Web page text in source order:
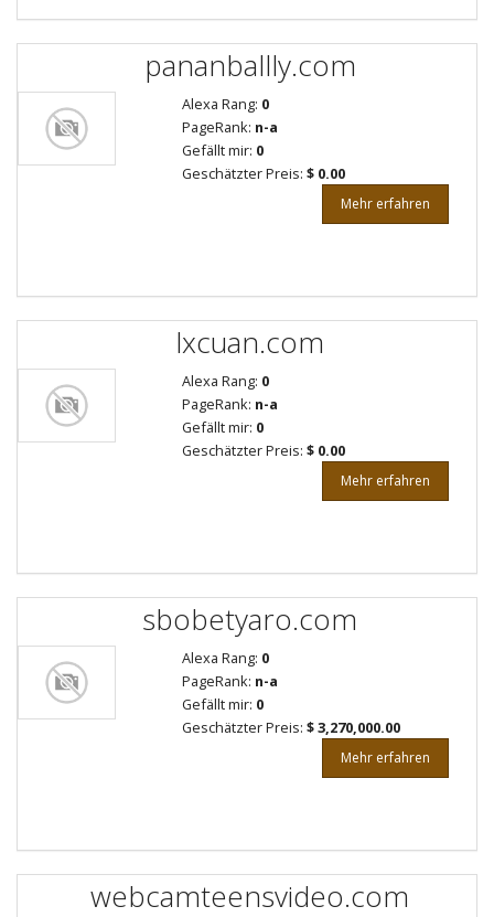
pananballly.com
Alexa Rang: 0
PageRank: n-a
Gefällt mir: 0
Geschätzter Preis: $ 0.00
Mehr erfahren
lxcuan.com
Alexa Rang: 0
PageRank: n-a
Gefällt mir: 0
Geschätzter Preis: $ 0.00
Mehr erfahren
sbobetyaro.com
Alexa Rang: 0
PageRank: n-a
Gefällt mir: 0
Geschätzter Preis: $ 3,270,000.00
Mehr erfahren
webcamteensvideo.com